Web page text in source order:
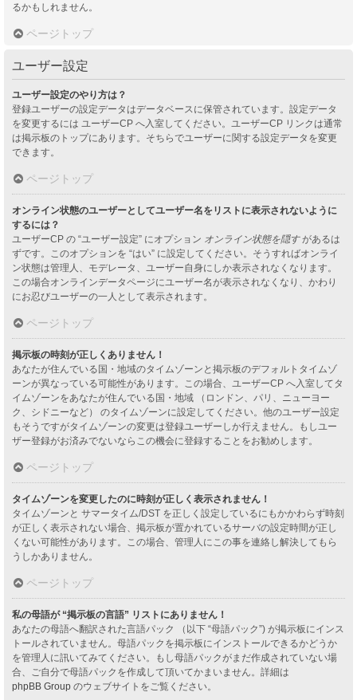
るかもしれません。
ページトップ
ユーザー設定
ユーザー設定のやり方は？
登録ユーザーの設定データはデータベースに保管されています。設定データ
を変更するには ユーザーCP へ入室してください。ユーザーCP リンクは通常
は掲示板のトップにあります。そちらでユーザーに関する設定データを変更
できます。
ページトップ
オンライン状態のユーザーとしてユーザー名をリストに表示されないように
するには？
ユーザーCP の “ユーザー設定” にオプション オンライン状態を隠すがあるは
ずです。このオプションを “はい” に設定してください。そうすればオンライ
ン状態は管理人、モデレータ、ユーザー自身にしか表示されなくなります。
この場合オンラインデータページにユーザー名が表示されなくなり、かわり
にお忍びユーザーの一人として表示されます。
ページトップ
掲示板の時刻が正しくありません！
あなたが住んでいる国・地域のタイムゾーンと掲示板のデフォルトタイムゾ
ーンが異なっている可能性があります。この場合、ユーザーCP へ入室してタ
イムゾーンをあなたが住んでいる国・地域 （ロンドン、パリ、ニューヨー
ク、シドニーなど） のタイムゾーンに設定してください。他のユーザー設定
もそうですがタイムゾーンの変更は登録ユーザーしか行えません。もしユー
ザー登録がお済みでないならこの機会に登録することをお勧めします。
ページトップ
タイムゾーンを変更したのに時刻が正しく表示されません！
タイムゾーンと サマータイム/DST を正しく設定しているにもかかわらず時刻
が正しく表示されない場合、掲示板が置かれているサーバの設定時間が正し
くない可能性があります。この場合、管理人にこの事を連絡し解決してもら
うしかありません。
ページトップ
私の母語が “掲示板の言語” リストにありません！
あなたの母語へ翻訳された言語パック （以下 “母語パック”) が掲示板にインス
トールされていません。母語パックを掲示板にインストールできるかどうか
を管理人に訊いてみてください。もし母語パックがまだ作成されていない場
合、ご自分で母語パックを作成して頂いてかまいません。詳細は
phpBB Group のウェブサイトをご覧ください。